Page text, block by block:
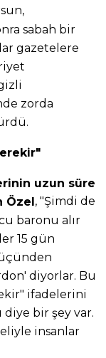
sabah bir
gazetelere
zorda
uzun süre
, "Şimdi de
baronu alır
15 gün
diyorlar. Bu
ifadelerini
diye bir şey var.
eliyle insanlar